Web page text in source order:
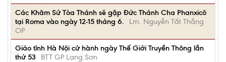
Các Khâm Sứ Tòa Thánh sẽ gặp Đức Thánh Cha Phanxicô
tại Roma vào ngày 12-15 tháng 6.
Lm. Nguyễn Tất Thắng
OP
Giáo tỉnh Hà Nội cử hành ngày Thế Giới Truyền Thông lần
thứ 53
BTT GP Lạng Sơn